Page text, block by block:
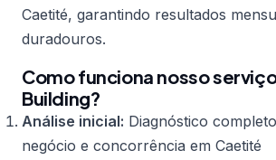
Caetité, garantindo resultados
duradouros.
Como funciona nosso
Building?
Análise inicial: Diagnóstico
negócio e concorrência em Caetité